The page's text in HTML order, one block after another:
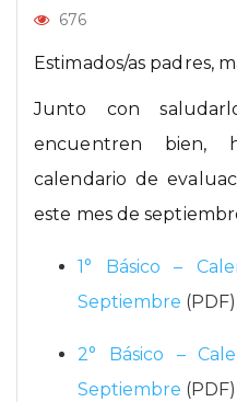
676
Estimados/as padres,
Junto con
encuentren bien,
calendario de
este mes de
1° Básico –
Septiembre (PDF)
2° Básico –
Septiembre (PDF)